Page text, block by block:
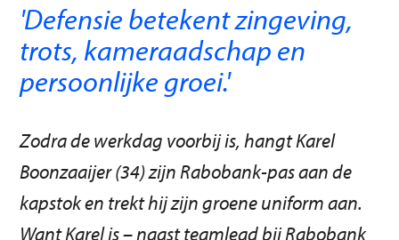
'Defensie betekent zingeving,
trots, kameraadschap en
persoonlijke groei.'
Zodra de werkdag voorbij is, hangt Karel
Boonzaaijer (34) zijn Rabobank-pas aan de
kapstok en trekt hij zijn groene uniform aan.
Want Karel is – naast teamlead bij Rabobank